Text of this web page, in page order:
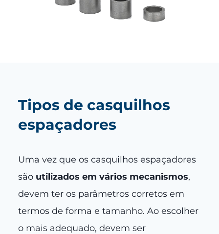
Tipos de casquilhos
espaçadores
Uma vez que os casquilhos espaçadores
são utilizados em vários mecanismos,
devem ter os parâmetros corretos em
termos de forma e tamanho. Ao escolher
o mais adequado, devem ser